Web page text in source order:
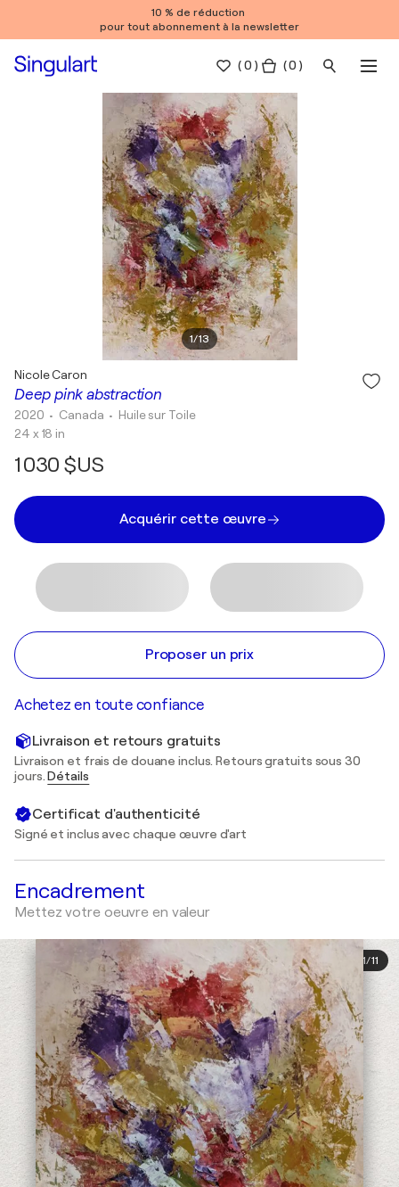
10 % de réduction
pour tout abonnement à la newsletter
(0 ) ( 0 )
1/13
Deep pink abstraction
Nicole Caron
2020 • Canada • Huile sur Toile
24 x 18 in
1 030 $US
Acquérir cette œuvre
Proposer un prix
Achetez en toute confiance
Livraison et retours gratuits
Livraison et frais de douane inclus. Retours gratuits sous 30
jours.Détails
Certificat d'authenticité
Signé et inclus avec chaque œuvre d'art
Encadrement
Mettez votre oeuvre en valeur
1/11